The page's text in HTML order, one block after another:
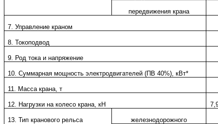
передвижения крана
7. Управление краном
8. Токоподвод
9. Род тока и напряжение
10. Суммарная мощность электродвигателей (ПВ 40%), кВт*
11. Масса крана, т
12. Нагрузки на колесо крана, кН
13. Тип кранового рельса железнодорожного